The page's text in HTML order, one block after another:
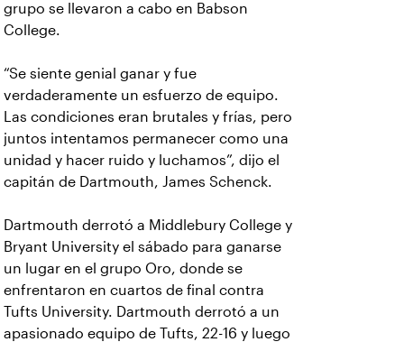
grupo se llevaron a cabo en Babson
College.
“Se siente genial ganar y fue
verdaderamente un esfuerzo de equipo.
Las condiciones eran brutales y frías, pero
juntos intentamos permanecer como una
unidad y hacer ruido y luchamos”, dijo el
capitán de Dartmouth, James Schenck.
Dartmouth derrotó a Middlebury College y
Bryant University el sábado para ganarse
un lugar en el grupo Oro, donde se
enfrentaron en cuartos de final contra
Tufts University. Dartmouth derrotó a un
apasionado equipo de Tufts, 22-16 y luego